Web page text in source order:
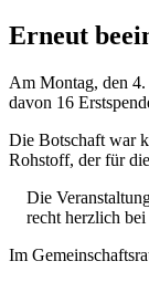
Erneut
Am Montag, den 4.
davon 16
Die Botschaft war
Rohstoff, der für
Die
recht herzlich
Im